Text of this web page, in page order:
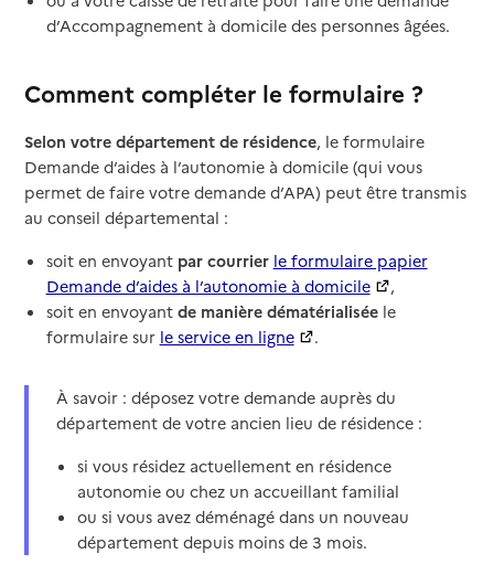
d’Accompagnement à domicile des personnes âgées.
Comment compléter le formulaire ?
Selon votre département de résidence, le formulaire
Demande d’aides à l’autonomie à domicile (qui vous
permet de faire votre demande d’APA) peut être transmis
au conseil départemental :
soit en envoyantpar courrier le formulaire papier
Demande d’aides à l’autonomie à domicile
,
soit en envoyant de manière dématérialiséele
formulaire sur le service en ligne .
À savoir : déposez votre demande auprès du
département de votre ancien lieu de résidence :
si vous résidez actuellement en résidence
autonomie ou chez un accueillant familial
ou si vous avez déménagé dans un nouveau
département depuis moins de 3 mois.